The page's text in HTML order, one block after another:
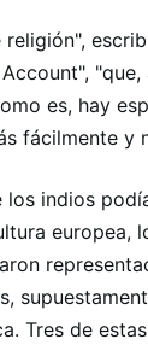
religión",
"que,
es, hay
fácilmente y
los indios
europea,
Tres de